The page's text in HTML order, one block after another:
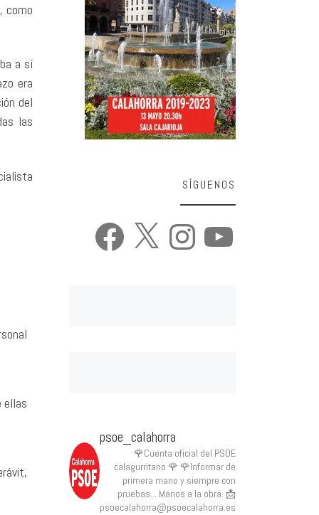
como
a sí
era
del
las
ellas
SÍGUENOS
Facebook Instagram YouTube
psoe_calahorra
🌹Cuenta oficial del PSOE
calagurritano 🌹 🌹Informar de
primera mano y siempre con
pruebas... Manos a la obra. 📩
psoecalahorra@psoecalahorra.es